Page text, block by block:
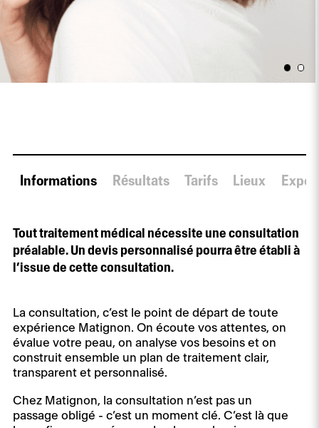
Informations Résultats Tarifs Lieux
Tout traitement médical nécessite une consultation
préalable. Un devis personnalisé pourra être établi à
l’issue de cette consultation.
La consultation, c’est le point de départ de toute
expérience Matignon. On écoute vos attentes, on
évalue votre peau, on analyse vos besoins et on
construit ensemble un plan de traitement clair,
transparent et personnalisé.
Chez Matignon, la consultation n’est pas un
passage obligé - c’est un moment clé. C’est là que